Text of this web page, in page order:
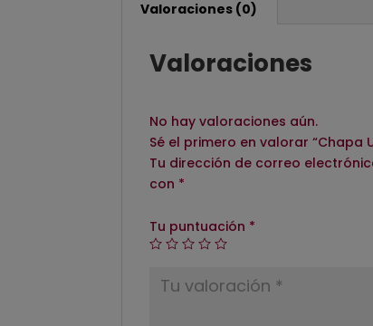
Valoraciones (0)
Valoraciones
No hay valoraciones aún.
Sé el primero en valorar “Chapa
Tu dirección de correo
con *
Tu puntuación *